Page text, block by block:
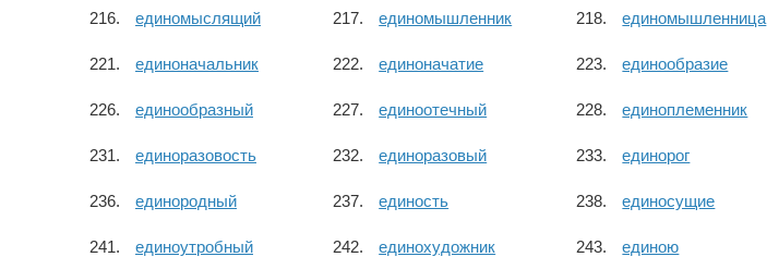
единомыслящий единомышленник единомышленница
единоначальник единоначатие единообразие
единообразный единоотечный единоплеменник
единоразовость единоразовый единорог
единородный единость единосущие
единоутробный единохудожник единою